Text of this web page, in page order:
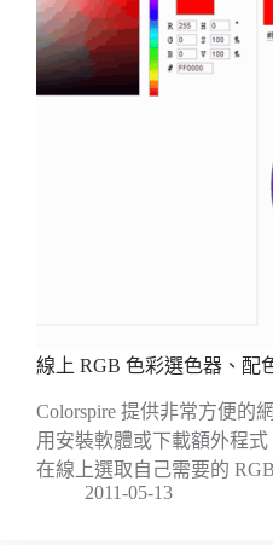
線上 RGB 色彩選色器、配
Colorspire 提供非常方便的
用安裝軟體或下載額外程
在線上選取自己需要的
2011-05-13